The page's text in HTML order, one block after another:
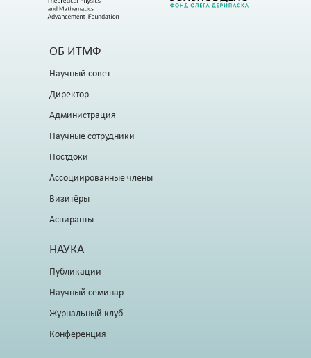
ОБ ИТМФ
Научный совет
Директор
Администрация
Научные сотрудники
Постдоки
Ассоциированные члены
Визитёры
Аспиранты
НАУКА
Публикации
Научный семинар
Журнальный клуб
Конференция